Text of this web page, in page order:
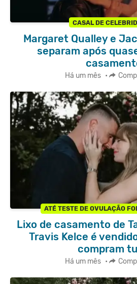
CASAL DE
Margaret Qualley e
separam após
Há um mês •
ATÉ TESTE DE OVULAÇÃO
Lixo de casamento de
Travis Kelce é
compram
Há um mês •